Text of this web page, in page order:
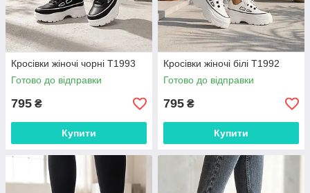
Кросівки жіночі чорні Т1993
Готово до відправки
795 ₴
Купити
Кросівки жіночі білі Т1992
Готово до відправки
795 ₴
Купити